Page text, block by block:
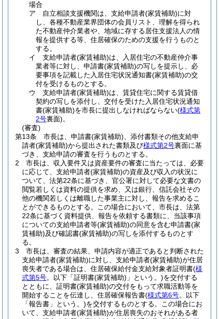
場合
ア
自立相談支援機関は、支給申請者(家賃補助)に対
し、各種不動産業界団体の会員リスト、理解を得られ
た不動産仲介業者や、地域に存する居住支援法人の情
報を提供する等、住居確保のための支援を行うものと
する。
イ
支給申請者(家賃補助)は、入居住宅の不動産仲介事
業者等に対し、申請書(家賃補助)の写しを提示し、必
要事項を記載した入居住宅状況通知書(家賃補助)の交
付を受けるものとする。
ウ
支給申請者(家賃補助)は、賃貸住宅に関する賃貸借
契約の写しを添付し、交付を受けた入居住宅状況通知
書(家賃補助)を市長に提出しなければならない(様式第
2号裏面)。
(審査)
第13条
市長は、申請書(家賃補助) 、添付書類その他支給申
請者(家賃補助)から提出された書類及び様式第2号裏面に基
づき、支給申請の審査を行うものとする。
2
市長は、収入要件又は資産要件の審査に当たっては、必要
に応じて、支給申請者(家賃補助)の資産及び収入の状況に
ついて、法第22条に基づき、官公署に対して必要な文書の
閲覧若しくは資料の提供を求め、又は銀行、信託会社その
他の機関若しくは離職した事業主に対し、報告を求めるこ
とができるものとする。
この場合において、市長は、法第
22条に基づく資料提供、報告を依頼する書類に、当該事項
についての支給申請者等(家賃補助)の同意を含む申請書(家
賃補助)及び確認書(家賃補助)の写しを添付するものとす
る。
3
市長は、審査の結果、申請内容が適正であると判断された
支給申請者(家賃補助)に対し、支給申請者(家賃補助)が住居
喪失者である場合は、住居確保給付金支給対象者証明書(様
式第5号。以下「証明書(家賃補助) 」という。)を交付する
とともに、証明書(家賃補助)の交付をもって求職活動等を
開始することを伝達し、住居確保報告書(様式第6号。以下
「報告書」という。)を交付するものとする。
この場合にお
いて、支給申請者(家賃補助)が住居喪失のおそれがある者